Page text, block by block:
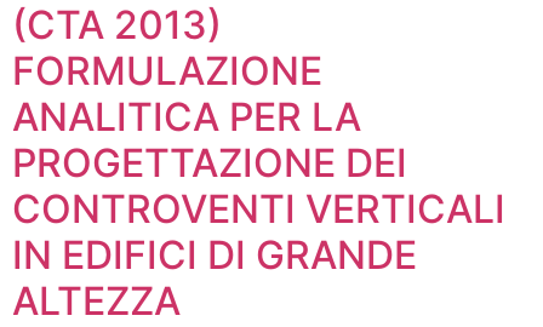
(CTA 2013)
FORMULAZIONE
ANALITICA PER LA
PROGETTAZIONE DEI
CONTROVENTI VERTICALI
IN EDIFICI DI GRANDE
ALTEZZA